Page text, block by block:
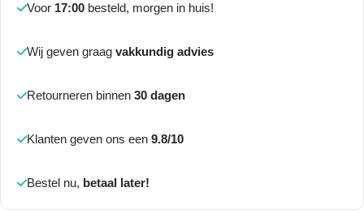
Voor 17:00 besteld, morgen in huis!
Wij geven graag vakkundig advies
Retourneren binnen 30 dagen
Klanten geven ons een 9.8/10
Bestel nu, betaal later!